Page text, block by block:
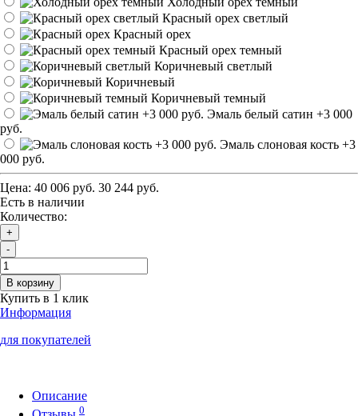
Красный орех светлый
Красный орех
Красный орех темный
Коричневый светлый
Коричневый
Коричневый темный
Эмаль белый сатин +3 000
руб.
Эмаль слоновая кость +3
000 руб.
Цена: 40 006 руб. 30 244 руб.
Есть в наличии
Количество:
+
-
В корзину
Купить в 1 клик
Информация
для покупателей
Описание
0